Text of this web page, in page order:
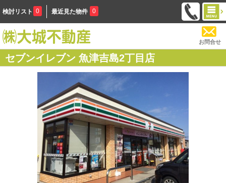
検討リスト 0 最近見た物件 0
お問合せ
セブンイレブン 魚津吉島2丁目店